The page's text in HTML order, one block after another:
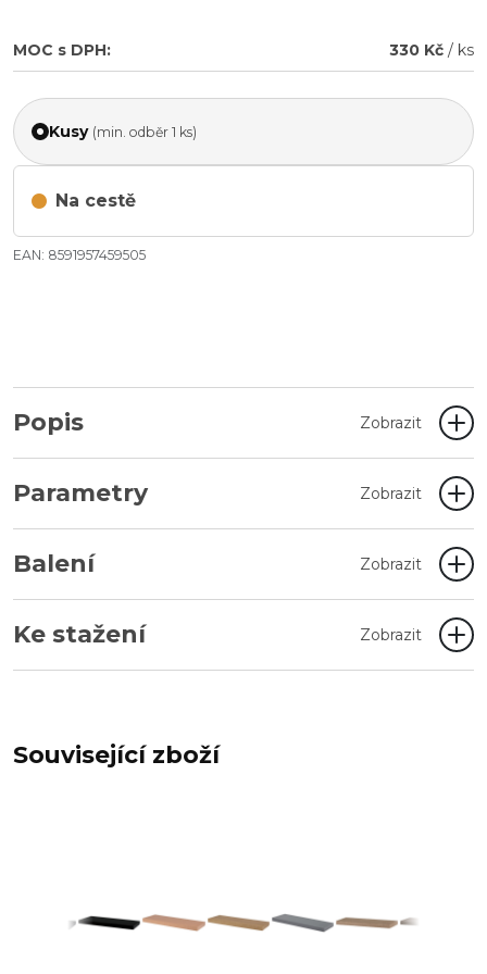
MOC s DPH: 330 Kč / ks
Kusy (min. odběr 1 ks)
Na cestě
EAN: 8591957459505
Popis Zobrazit
Parametry Zobrazit
Balení Zobrazit
Ke stažení Zobrazit
Související zboží